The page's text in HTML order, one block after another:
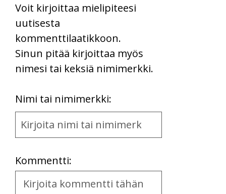
Voit kirjoittaa mielipiteesi
uutisesta
kommenttilaatikkoon.
Sinun pitää kirjoittaa myös
nimesi tai keksiä nimimerkki.
Nimi tai nimimerkki:
Name
and
Kommentti:
Kommentti